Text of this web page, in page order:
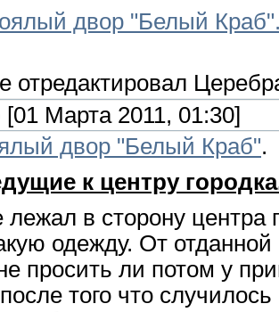
двор "Белый
отредактировал
[01 Марта 2011, 01:30]
двор "Белый Краб".
к центру
в сторону центра
одежду. От
просить ли потом у
того что